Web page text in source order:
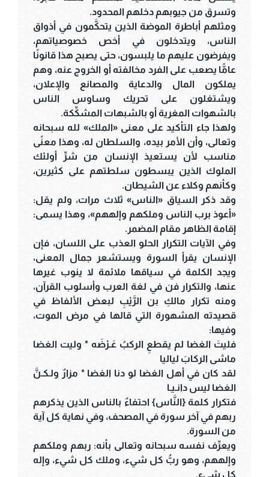
وتسرق من جيوبهم دخلهم المحدود.
ومثلهم أباطرة الموضة الذين يتحكَّمون في أذواق
الناس، ويتدخلون في أخص خصوصياتهم،
ويفرضون عليهم ما يلبسون، حتى يصبح هذا قانونًا
عامًّا يصعب على الفرد مخالفته أو الخروج عنه، وهم
يملكون المال والدعاية والمصانع والإعلان،
ويشتغلون على تحريك وساوس الناس
بالشهوات المغرية أو بالشبهات المشكِّكة.
ولهذا جاء التأكيد على معنى «الملك» لله سبحانه
وتعالى، وأن الأمر بيده، والسلطان له، وهذا معنًى
مناسب لأن يستعيذ الإنسان من شرِّ أولئك
الملوك الذين يبسطون سلطتهم على كثيرين،
وكأنهم وكلاء عن الشيطان.
وقد ذكر السياق «الناس» ثلاث مرات، ولم يقل:
«أعوذ برب الناس وملكهم وإلههم»، وهذا يسمى:
إقامة الظاهر مقام المضمر.
وفي الآيات التكرار الحلو العذب على اللسان، فإن
الإنسان يقرأ السورة ويستشعر جمال المعنى،
ويجد الكلمة في سياقها ملائمة لا ينوب غيرها
عنها، والتكرار فن في لغة العرب وأسلوب القرآن،
ومنه تكرار مالكِ بن الرَّيْبِ لبعض الألفاظ في
قصيدته المشهورة التي قالها في مرض الموت،
وفيها:
فليتَ الغضا لم يقطعِ الركبُ عَـرْضَه * وليت الغضا
ماشى الركابَ لياليا
لقد كان في أهل الغضا لو دنا الغضا * مزارٌ ولـكـنَّ
الغضا ليس دانـيـا
فتكرار كلمة {النَّاس} احتفاءٌ بالناس الذين يذكرهم
ربهم في آخر سورة في المصحف، وفي نهاية كل آية
من السورة.
ويعرِّف نفسه سبحانه وتعالى بأنه: ربهم وملكهم
وإلههم، وهو ربُّ كل شيء، وملك كل شيء، وإله
كل شيء.